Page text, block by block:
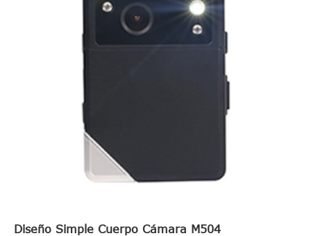
Diseño Simple Cuerpo Cámara M504